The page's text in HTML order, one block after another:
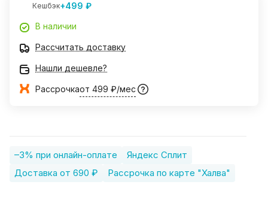
Кешбэк+499 ₽
В наличии
Рассчитать доставку
Нашли дешевле?
Рассрочкаот 499 ₽/мес
–3% при онлайн-оплате
Яндекс Сплит
Доставка от 690 ₽
Рассрочка по карте "Халва"